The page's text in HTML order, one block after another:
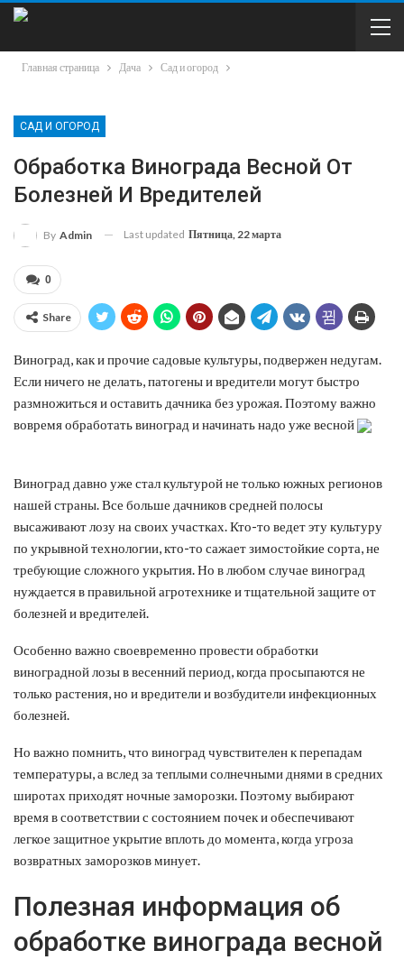
Главная страница Дача Сад и огород
САД И ОГОРОД
Обработка Винограда Весной От
Болезней И Вредителей
By Admin Last updated Пятница, 22 марта
0
Share
Виноград, как и прочие садовые культуры, подвержен недугам.
Если ничего не делать, патогены и вредители могут быстро
размножиться и оставить дачника без урожая. Поэтому важно
вовремя обработать виноград и начинать надо уже весной
Виноград давно уже стал культурой не только южных регионов
нашей страны. Все больше дачников средней полосы
высаживают лозу на своих участках. Кто-то ведет эту культуру
по укрывной технологии, кто-то сажает зимостойкие сорта, не
требующие сложного укрытия. Но в любом случае виноград
нуждается в правильной агротехнике и тщательной защите от
болезней и вредителей.
Особенно важно своевременно провести обработки
виноградной лозы в весенний период, когда просыпаются не
только растения, но и вредители и возбудители инфекционных
болезней.
Но важно помнить, что виноград чувствителен к перепадам
температуры, а вслед за теплыми солнечными днями в средних
широтах приходят ночные заморозки. Поэтому выбирают
время в соответствии с состоянием почек и обеспечивают
легкое защитное укрытие вплоть до момента, когда угроза
возвратных заморозков минует.
Полезная информация об
обработке винограда весной